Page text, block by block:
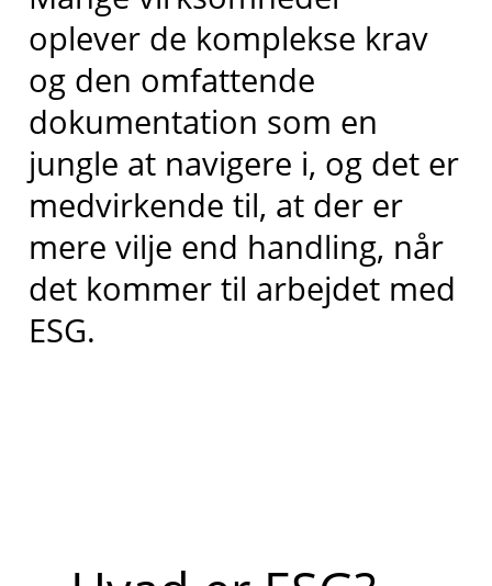
oplever de komplekse krav
og den omfattende
dokumentation som en
jungle at navigere i, og det er
medvirkende til, at der er
mere vilje end handling, når
det kommer til arbejdet med
ESG.